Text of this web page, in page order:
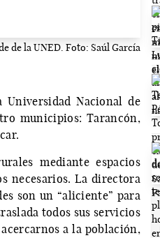
de la UNED. Foto: Saúl García
Nacional de
municipios: Tarancón,
mediante espacios
necesarios. La directora
son un “aliciente” para
todos sus servicios
a la población,